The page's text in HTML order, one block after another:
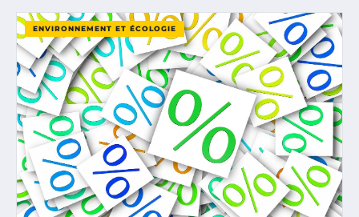
ENVIRONNEMENT ET ÉCOLOGIE